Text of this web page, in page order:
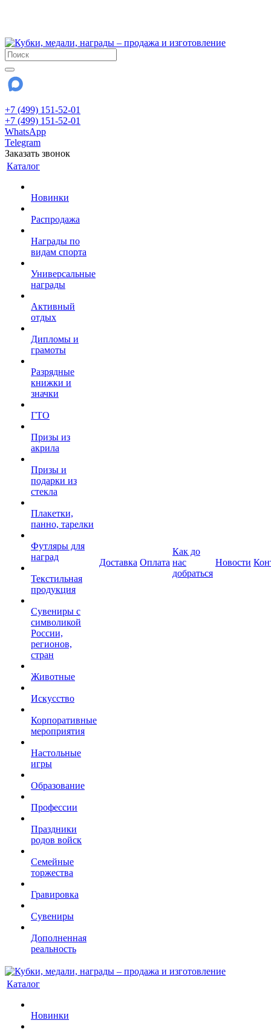
+7 (499) 151-52-01
+7 (499) 151-52-01
WhatsApp
Telegram
Заказать звонок
Каталог
Новинки
Распродажа
Награды по
видам спорта
Универсальные
награды
Активный
отдых
Дипломы и
грамоты
Разрядные
книжки и
значки
ГТО
Призы из
акрила
Призы и
подарки из
стекла
Плакетки,
панно, тарелки
Футляры для
наград
Текстильная
продукция
Сувениры с
символикой
России,
регионов,
стран
Животные
Искусство
Корпоративные
мероприятия
Настольные
игры
Образование
Профессии
Праздники
родов войск
Семейные
торжества
Гравировка
Сувениры
Дополненная
реальность
Доставка Оплата
Как до
нас
добраться
Новости
Каталог
Новинки